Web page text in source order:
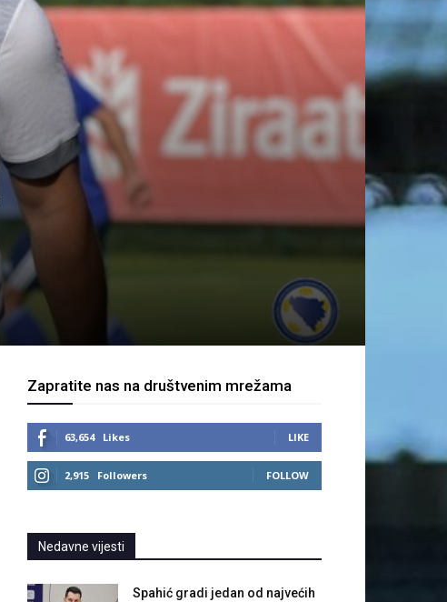
Zapratite nas na društvenim mrežama
63,654 Likes LIKE
2,915 Followers FOLLOW
Nedavne vijesti
Spahić gradi jedan od najvećih